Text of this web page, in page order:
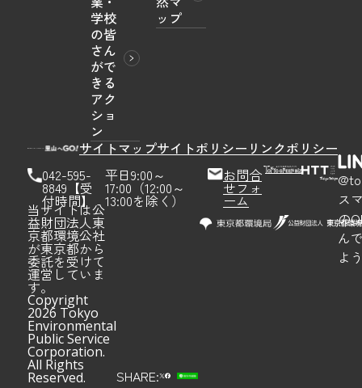
学校
の皆
さん
がで
きる
アク
ショ
ン
ップ
サイトマップサイトポリシー リンクポリシー
042-595-
8849【受
付時間】
平日9:00～
17:00（12:00～
13:00を除く）
お問合
せフォ
ーム
当サイトは公
益財団法人東
京都環境公社
が東京都から
委託を受けて
運営していま
す。
Copyright
2026 Tokyo
Environmental
Public Service
Corporation.
All Rights
Reserved. SHARE:
ス
の
ん
よ